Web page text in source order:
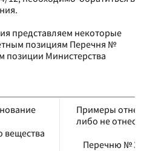
представляем некоторые
позициям Перечня №
позиции Министерства
вещества
Примеры
либо не
Перечню №